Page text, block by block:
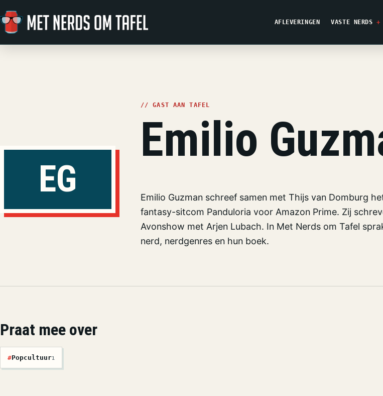
Ga naar de inhoud
AFLEVERINGEN VASTE NERDS
EG
// GAST AAN TAFEL
Emilio
Emilio Guzman schreef samen met Thijs van Domburg
fantasy-sitcom Panduloria voor Amazon Prime. Zij
Avonshow met Arjen Lubach. In Met Nerds om Tafel
nerd, nerdgenres en hun boek.
Praat mee over
#Popcultuur1